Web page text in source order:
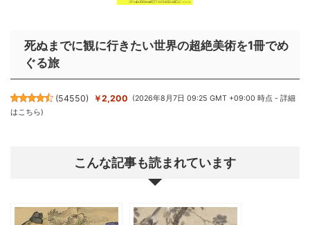
死ぬまでに観に行きたい世界の超絶美術を1冊でめ
ぐる旅
(54550) ￥2,200 (2026年8月7日 09:25 GMT +09:00 時点 -詳細
はこちら)
こんな記事も読まれています